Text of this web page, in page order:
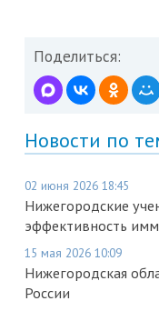
Поделиться:
Новости по
02 июня 2026 18:45
Нижегородские
эффективность
15 мая 2026 10:09
Нижегородская
России